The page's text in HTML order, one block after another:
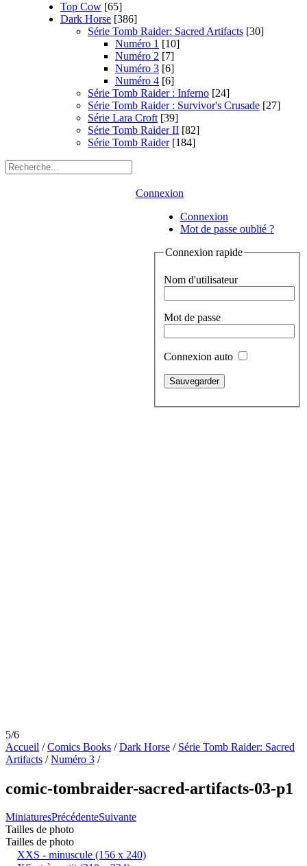
Top Cow [65]
Dark Horse [386]
Série Tomb Raider: Sacred Artifacts [30]
Numéro 1 [10]
Numéro 2 [7]
Numéro 3 [6]
Numéro 4 [6]
Série Tomb Raider : Inferno [24]
Série Tomb Raider : Survivor's Crusade [27]
Série Lara Croft [39]
Série Tomb Raider II [82]
Série Tomb Raider [184]
Connexion
Connexion
Mot de passe oublié ?
Connexion rapide
Nom d'utilisateur
Mot de passe
Connexion auto
5/6
Accueil /Comics Books /Dark Horse / Série Tomb Raider: Sacred
Artifacts /Numéro 3 /
comic-tombraider-sacred-artifacts-03-p1
MiniaturesPrécédenteSuivante
Tailles de photo
Tailles de photo
XXS - minuscule (156 x 240)